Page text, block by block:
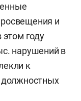
и
этом году
нарушений в
к
должностных